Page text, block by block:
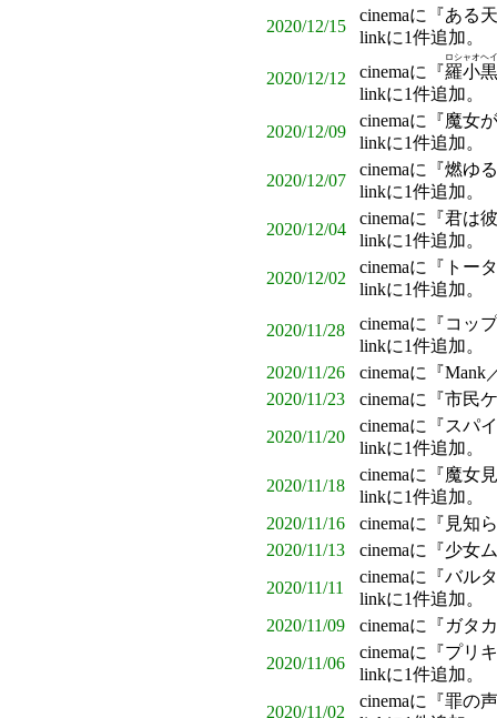
2020/12/15
cinemaに『ある
linkに1件追加。
2020/12/12 cinemaに『羅小黒
ロシャオヘイ
linkに1件追加。
2020/12/09
cinemaに『魔女
linkに1件追加。
2020/12/07
cinemaに『燃ゆ
linkに1件追加。
2020/12/04
cinemaに『君は
linkに1件追加。
2020/12/02
cinemaに『トー
linkに1件追加。
2020/11/28
cinemaに『コッ
linkに1件追加。
2020/11/26
cinemaに『
2020/11/23
cinemaに『市民
2020/11/20
cinemaに『スパ
linkに1件追加。
2020/11/18
cinemaに『魔女
linkに1件追加。
2020/11/16
cinemaに『見知
2020/11/13
cinemaに『少女
2020/11/11
cinemaに『バル
linkに1件追加。
2020/11/09
cinemaに『ガタ
2020/11/06
cinemaに『プリ
linkに1件追加。
2020/11/02
cinemaに『罪の